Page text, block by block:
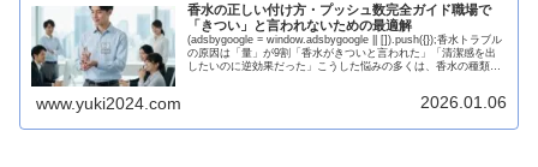
香水の正しい付け方・プッシュ数完全ガイド職場で
「きつい」と言われないための最適解
(adsbygoogle = window.adsbygoogle || []).push({});香水トラブル
の原因は「量」が9割「香水がきついと言われた」「清潔感を出
したいのに逆効果だった」こうした悩みの多くは、香水の種類で
www.yuki2024.com 2026.01.06